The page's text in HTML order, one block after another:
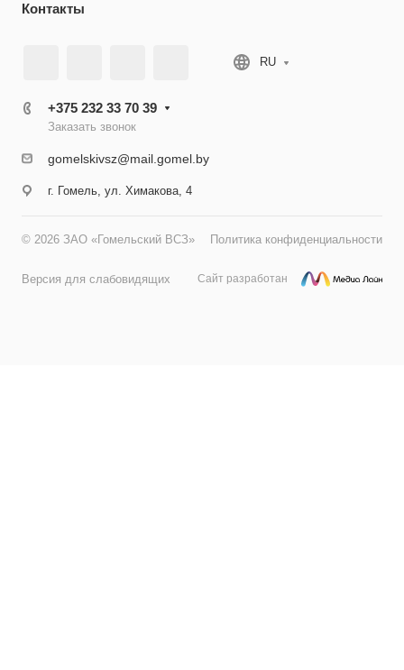
Контакты
RU
+375 232 33 70 39
Заказать звонок
gomelskivsz@mail.gomel.by
г. Гомель, ул. Химакова, 4
© 2026 ЗАО «Гомельский ВСЗ» Политика конфиденциальности
Версия для слабовидящих Сайт разработан